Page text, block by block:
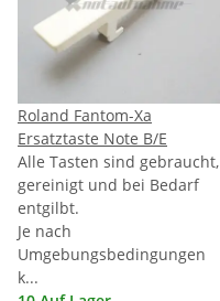
Roland Fantom-Xa
Ersatztaste Note B/E
Alle Tasten sind gebraucht,
gereinigt und bei Bedarf
entgilbt.
Je nach
Umgebungsbedingungen
k...